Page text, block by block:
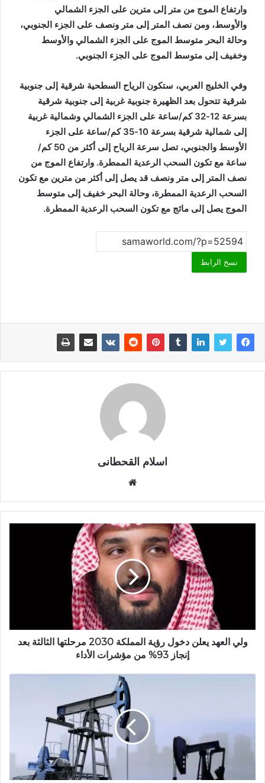
وارتفاع الموج من متر إلى مترين على الجزء الشمالي
والأوسط، ومن نصف المتر إلى متر ونصف على الجزء الجنوبي،
وحالة البحر متوسط الموج على الجزء الشمالي والأوسط
وخفيف إلى متوسط الموج على الجزء الجنوبي.
وفي الخليج العربي، ستكون الرياح السطحية شرقية إلى جنوبية
شرقية تتحول بعد الظهيرة جنوبية غربية إلى جنوبية شرقية
بسرعة 12-32 كم/ساعة على الجزء الشمالي وشمالية غربية
إلى شمالية شرقية بسرعة 10-35 كم/ساعة على الجزء
الأوسط والجنوبي، تصل سرعة الرياح إلى أكثر من 50 كم/
ساعة مع تكون السحب الرعدية الممطرة. وارتفاع الموج من
نصف المتر إلى متر ونصف قد يصل إلى أكثر من مترين مع تكون
السحب الرعدية الممطرة، وحالة البحر خفيف إلى متوسط
الموج يصل إلى مائج مع تكون السحب الرعدية الممطرة.
نسخ الرابط
اسلام القحطانى
ق
ع
ا
ل
و
ي
ب
ولي العهد يعلن دخول رؤية المملكة 2030 مرحلتها الثالثة بعد
إنجاز 93% من مؤشرات الأداء